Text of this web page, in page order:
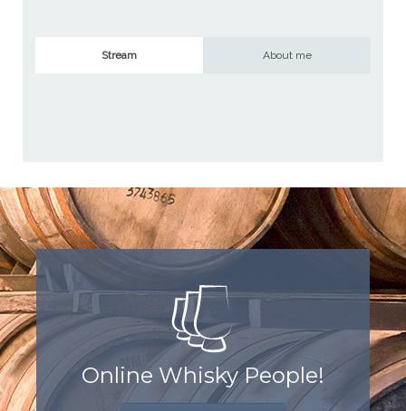
Stream About me
Online Whisky People!